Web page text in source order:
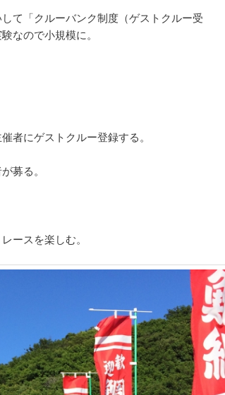
て「クルーバンク制度（ゲストクルー受
なので小規模に。
者にゲストクルー登録する。
募る。
ースを楽しむ。